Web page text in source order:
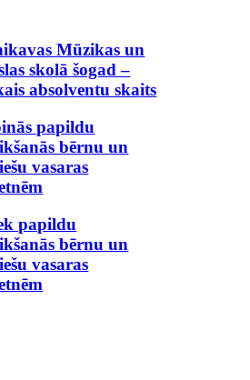
Mūzikas un
skolā šogad –
absolventu skaits
papildu
bērnu un
vasaras
papildu
bērnu un
vasaras